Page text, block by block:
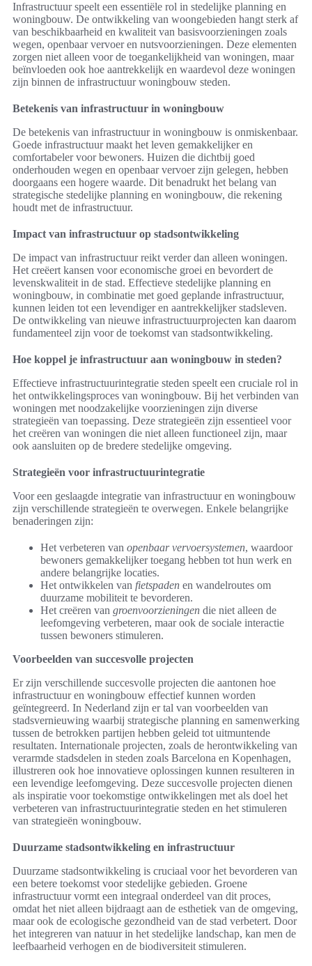
Infrastructuur speelt een essentiële rol in stedelijke planning en
woningbouw. De ontwikkeling van woongebieden hangt sterk af
van beschikbaarheid en kwaliteit van basisvoorzieningen zoals
wegen, openbaar vervoer en nutsvoorzieningen. Deze elementen
zorgen niet alleen voor de toegankelijkheid van woningen, maar
beïnvloeden ook hoe aantrekkelijk en waardevol deze woningen
zijn binnen de infrastructuur woningbouw steden.
Betekenis van infrastructuur in woningbouw
De betekenis van infrastructuur in woningbouw is onmiskenbaar.
Goede infrastructuur maakt het leven gemakkelijker en
comfortabeler voor bewoners. Huizen die dichtbij goed
onderhouden wegen en openbaar vervoer zijn gelegen, hebben
doorgaans een hogere waarde. Dit benadrukt het belang van
strategische stedelijke planning en woningbouw, die rekening
houdt met de infrastructuur.
Impact van infrastructuur op stadsontwikkeling
De impact van infrastructuur reikt verder dan alleen woningen.
Het creëert kansen voor economische groei en bevordert de
levenskwaliteit in de stad. Effectieve stedelijke planning en
woningbouw, in combinatie met goed geplande infrastructuur,
kunnen leiden tot een levendiger en aantrekkelijker stadsleven.
De ontwikkeling van nieuwe infrastructuurprojecten kan daarom
fundamenteel zijn voor de toekomst van stadsontwikkeling.
Hoe koppel je infrastructuur aan woningbouw in steden?
Effectieve infrastructuurintegratie steden speelt een cruciale rol in
het ontwikkelingsproces van woningbouw. Bij het verbinden van
woningen met noodzakelijke voorzieningen zijn diverse
strategieën van toepassing. Deze strategieën zijn essentieel voor
het creëren van woningen die niet alleen functioneel zijn, maar
ook aansluiten op de bredere stedelijke omgeving.
Strategieën voor infrastructuurintegratie
Voor een geslaagde integratie van infrastructuur en woningbouw
zijn verschillende strategieën te overwegen. Enkele belangrijke
benaderingen zijn:
Het verbeteren van openbaar vervoersystemen, waardoor
bewoners gemakkelijker toegang hebben tot hun werk en
andere belangrijke locaties.
Het ontwikkelen van fietspaden en wandelroutes om
duurzame mobiliteit te bevorderen.
Het creëren van groenvoorzieningen die niet alleen de
leefomgeving verbeteren, maar ook de sociale interactie
tussen bewoners stimuleren.
Voorbeelden van succesvolle projecten
Er zijn verschillende succesvolle projecten die aantonen hoe
infrastructuur en woningbouw effectief kunnen worden
geïntegreerd. In Nederland zijn er tal van voorbeelden van
stadsvernieuwing waarbij strategische planning en samenwerking
tussen de betrokken partijen hebben geleid tot uitmuntende
resultaten. Internationale projecten, zoals de herontwikkeling van
verarmde stadsdelen in steden zoals Barcelona en Kopenhagen,
illustreren ook hoe innovatieve oplossingen kunnen resulteren in
een levendige leefomgeving. Deze succesvolle projecten dienen
als inspiratie voor toekomstige ontwikkelingen met als doel het
verbeteren van infrastructuurintegratie steden en het stimuleren
van strategieën woningbouw.
Duurzame stadsontwikkeling en infrastructuur
Duurzame stadsontwikkeling is cruciaal voor het bevorderen van
een betere toekomst voor stedelijke gebieden. Groene
infrastructuur vormt een integraal onderdeel van dit proces,
omdat het niet alleen bijdraagt aan de esthetiek van de omgeving,
maar ook de ecologische gezondheid van de stad verbetert. Door
het integreren van natuur in het stedelijke landschap, kan men de
leefbaarheid verhogen en de biodiversiteit stimuleren.